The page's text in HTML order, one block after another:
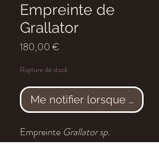
Empreinte de
Grallator
180,00 €
Rupture de stock
Me notifier lorsque cet
Empreinte Grallator sp.
Age: Jurrassique inférieur,